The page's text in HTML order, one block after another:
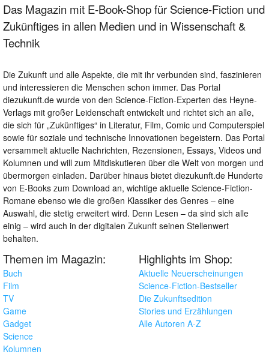
Das Magazin mit E-Book-Shop für Science-Fiction und
Zukünftiges in allen Medien und in Wissenschaft &
Technik
Die Zukunft und alle Aspekte, die mit ihr verbunden sind, faszinieren
und interessieren die Menschen schon immer. Das Portal
diezukunft.de wurde von den Science-Fiction-Experten des Heyne-
Verlags mit großer Leidenschaft entwickelt und richtet sich an alle,
die sich für „Zukünftiges“ in Literatur, Film, Comic und Computerspiel
sowie für soziale und technische Innovationen begeistern. Das Portal
versammelt aktuelle Nachrichten, Rezensionen, Essays, Videos und
Kolumnen und will zum Mitdiskutieren über die Welt von morgen und
übermorgen einladen. Darüber hinaus bietet diezukunft.de Hunderte
von E-Books zum Download an, wichtige aktuelle Science-Fiction-
Romane ebenso wie die großen Klassiker des Genres – eine
Auswahl, die stetig erweitert wird. Denn Lesen – da sind sich alle
einig – wird auch in der digitalen Zukunft seinen Stellenwert
behalten.
Themen im Magazin:
Buch
Film
TV
Game
Gadget
Science
Kolumnen
Highlights im Shop:
Aktuelle Neuerscheinungen
Science-Fiction-Bestseller
Die Zukunftsedition
Stories und Erzählungen
Alle Autoren A-Z